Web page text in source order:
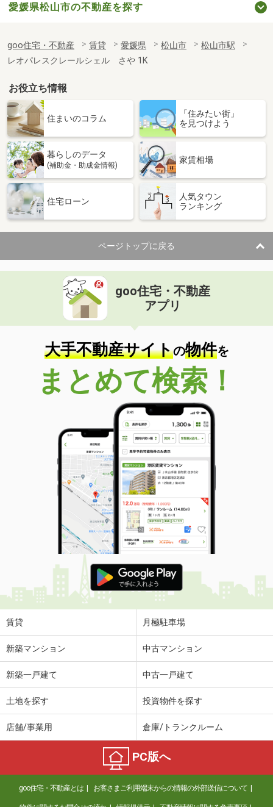
愛媛県松山市の不動産を探す
goo住宅・不動産 賃貸 愛媛県 松山市
松山市駅
レオパレスクレールシェル さや 1K
お役立ち情報
住まいのコラム
「住みたい街」
を見つけよう
暮らしのデータ
(補助金・助成金情報)
家賃相場
住宅ローン
人気タウン
ランキング
ページトップに戻る
goo住宅・不動産
アプリ
大手不動産サイトの物件を
まとめて検索！
賃貸 月極駐車場
新築マンション 中古マンション
新築一戸建て 中古一戸建て
土地を探す 投資物件を探す
店舗/事業用 倉庫/トランクルーム
PC版へ
goo住宅・不動産とは お客さまご利用端末からの情報の外部送信について